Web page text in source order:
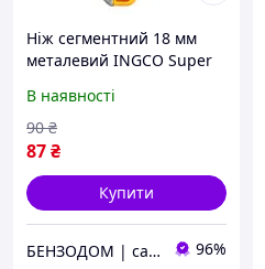
Ніж сегментний 18 мм
металевий INGCO Super
В наявності
87₴
90 ₴
Купити
БЕНЗОДОМ | садова техніка та електроінструмент 96%